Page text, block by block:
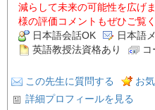
減らして未来の可能性を広げ
様の評価コメントもぜひご覧
日本語会話OK
日本語
英語教授法資格あり
コ
この先生に質問する
お
詳細プロフィールを見る